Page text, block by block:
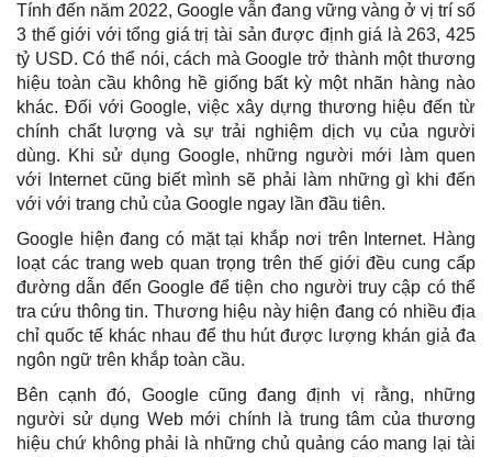
Tính đến năm 2022, Google vẫn đang vững vàng ở vị trí số
3 thế giới với tổng giá trị tài sản được định giá là 263, 425
tỷ USD. Có thể nói, cách mà Google trở thành một thương
hiệu toàn cầu không hề giống bất kỳ một nhãn hàng nào
khác. Đối với Google, việc xây dựng thương hiệu đến từ
chính chất lượng và sự trải nghiệm dịch vụ của người
dùng. Khi sử dụng Google, những người mới làm quen
với Internet cũng biết mình sẽ phải làm những gì khi đến
với với trang chủ của Google ngay lần đầu tiên.
Google hiện đang có mặt tại khắp nơi trên Internet. Hàng
loạt các trang web quan trọng trên thế giới đều cung cấp
đường dẫn đến Google để tiện cho người truy cập có thể
tra cứu thông tin. Thương hiệu này hiện đang có nhiều địa
chỉ quốc tế khác nhau để thu hút được lượng khán giả đa
ngôn ngữ trên khắp toàn cầu.
Bên cạnh đó, Google cũng đang định vị rằng, những
người sử dụng Web mới chính là trung tâm của thương
hiệu chứ không phải là những chủ quảng cáo mang lại tài